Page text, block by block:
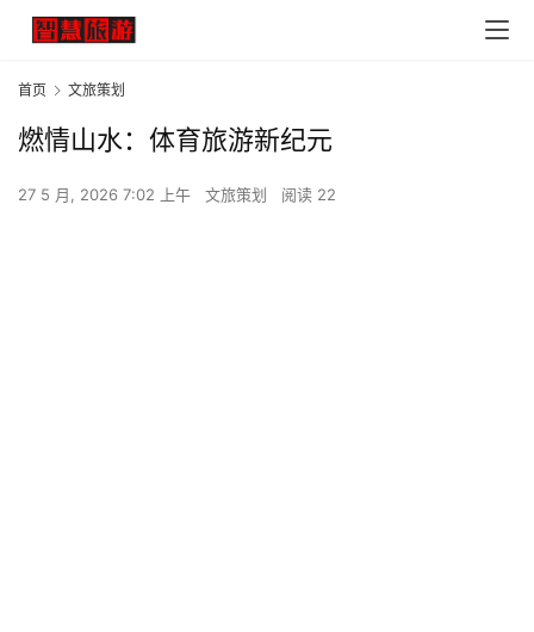
首页 文旅策划
燃情山水：体育旅游新纪元
27 5 月, 2026 7:02 上午 文旅策划 阅读 22